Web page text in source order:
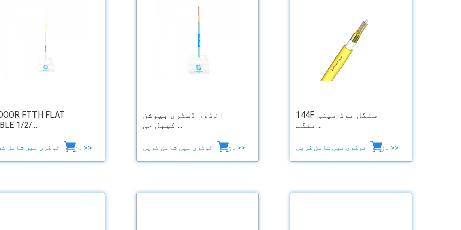
FTTH FLAT
1/2/...
مزید >>
انڈور ڈسٹری بیوشن
کیبل جی ...
مزید >>
144F سنگل موڈ مینی
ننگے…
مزید >>